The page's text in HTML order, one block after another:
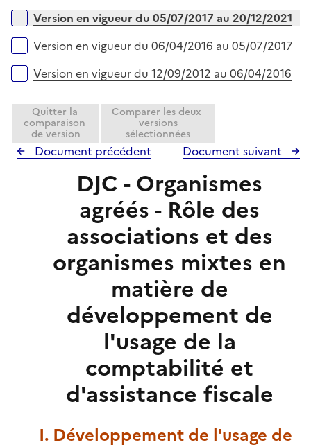
e
r
Version en vigueur du 05/07/2017 au 20/12/2021
Version en vigueur du 06/04/2016 au 05/07/2017
Version en vigueur du 12/09/2012 au 06/04/2016
Quitter la
comparaison
de version
Comparer les deux
versions
sélectionnées
Document précédent Document suivant
DJC - Organismes
agréés - Rôle des
associations et des
organismes mixtes en
matière de
développement de
l'usage de la
comptabilité et
d'assistance fiscale
I. Développement de l'usage de